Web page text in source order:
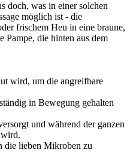
doch, was in einer solchen
möglich ist - die
frischem Heu in eine braune,
Pampe, die hinten aus dem
wird, um die angreifbare
in Bewegung gehalten
und während der ganzen
wird.
die lieben Mikroben zu